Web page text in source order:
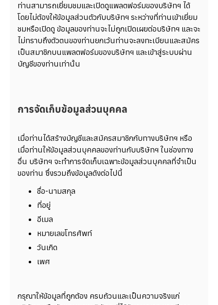
ท่านสามารถเยี่ยมชมและเปิดดูแพลตฟอร์มของบริษัทฯ ได้
โดยไม่ต้องให้ข้อมูลส่วนตัวกับบริษัทฯ ระหว่างที่ท่านเข้าเยี่ยม
ชมหรือเปิดดู ข้อมูลของท่านจะไม่ถูกเปิดเผยต่อบริษัทฯ และจะ
ไม่ทราบถึงตัวตนของท่านยกเว้นท่านจะลงทะเบียนและสมัคร
เป็นสมาชิกบนแพลตฟอร์มของบริษัทฯ และเข้าสู่ระบบผ่าน
บัญชีของท่านเท่านั้น
การจัดเก็บข้อมูลส่วนบุคคล
เมื่อท่านได้สร้างบัญชีและสมัครสมาชิกกับทางบริษัทฯ หรือ
เมื่อท่านให้ข้อมูลส่วนบุคคลของท่านกับบริษัทฯ ในช่องทาง
อื่น บริษัทฯ จะทำการจัดเก็บเฉพาะข้อมูลส่วนบุคคลที่จำเป็น
ของท่าน ซึ่งรวมถึงข้อมูลดังต่อไปนี้
ชื่อ-นามสกุล
ที่อยู่
อีเมล
หมายเลขโทรศัพท์
วันเกิด
เพศ
กรุณาให้ข้อมูลที่ถูกต้อง ครบถ้วนและเป็นความจริงแก่